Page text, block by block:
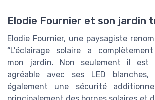
Elodie Fournier et son jardin
Elodie Fournier, une paysagiste
“L'éclairage solaire a
mon jardin. Non seulement il est
agréable avec ses LED
également une sécurité